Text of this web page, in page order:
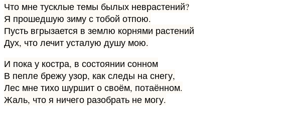
Что мне тусклые темы былых неврастений?
Я прошедшую зиму с тобой отпою.
Пусть вгрызается в землю корнями растений
Дух, что лечит усталую душу мою.
И пока у костра, в состоянии сонном
В пепле брежу узор, как следы на снегу,
Лес мне тихо шуршит о своём, потаённом.
Жаль, что я ничего разобрать не могу.